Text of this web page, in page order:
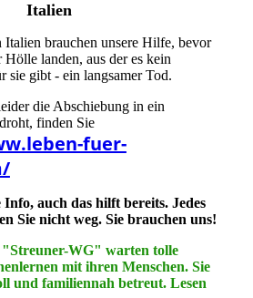
Italien
Italien brauchen unsere Hilfe, bevor
landen, aus der es kein
sie gibt - ein langsamer Tod.
die Abschiebung in ein
finden Sie
fuer-
Info, auch das hilft bereits. Jedes
Sie nicht weg. Sie brauchen uns!
WG" warten tolle
mit ihren Menschen. Sie
und familiennah betreut. Lesen